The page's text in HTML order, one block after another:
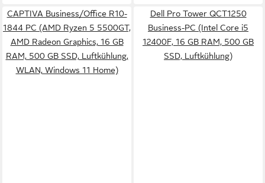
CAPTIVA Business/Office R10-
1844 PC (AMD Ryzen 5 5500GT,
AMD Radeon Graphics, 16 GB
RAM, 500 GB SSD, Luftkühlung,
WLAN, Windows 11 Home)
Dell Pro Tower QCT1250
Business-PC (Intel Core i5
12400F, 16 GB RAM, 500 GB
SSD, Luftkühlung)